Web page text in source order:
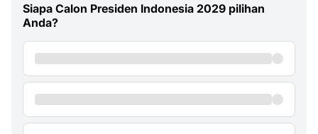
Siapa Calon Presiden Indonesia 2029 pilihan
Anda?